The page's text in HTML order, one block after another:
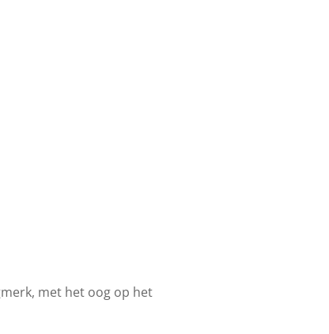
met het oog op het